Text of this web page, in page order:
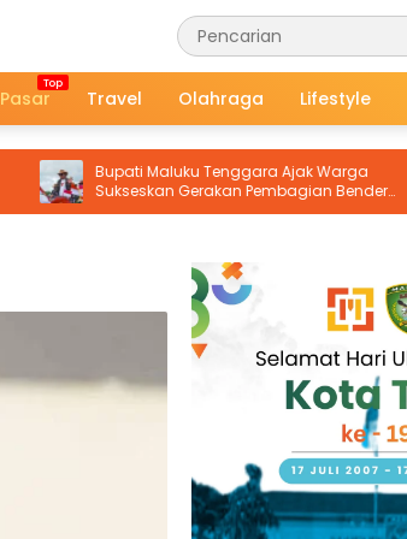
Pasar Travel Olahraga Lifestyle
Bupati Maluku Tenggara Ajak Warga
Sukseskan Gerakan Pembagian Bendera
Merah Putih